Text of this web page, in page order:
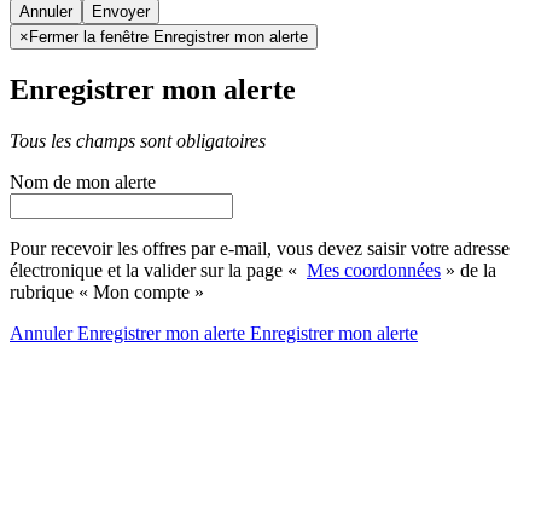
Annuler
× Fermer la fenêtre Enregistrer mon alerte
Enregistrer mon alerte
Tous les champs sont obligatoires
Nom de mon alerte
Pour recevoir les offres par e-mail, vous devez saisir votre adresse
électronique et la valider sur la page « Mes coordonnées » de la
rubrique « Mon compte »
AnnulerEnregistrer mon alerte Enregistrermon alerte